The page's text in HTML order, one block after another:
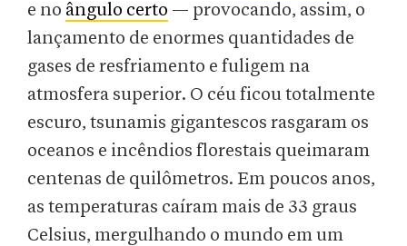
e no ângulo certo — provocando, assim, o
lançamento de enormes quantidades de
gases de resfriamento e fuligem na
atmosfera superior. O céu ficou totalmente
escuro, tsunamis gigantescos rasgaram os
oceanos e incêndios florestais queimaram
centenas de quilômetros. Em poucos anos,
as temperaturas caíram mais de 33 graus
Celsius, mergulhando o mundo em um